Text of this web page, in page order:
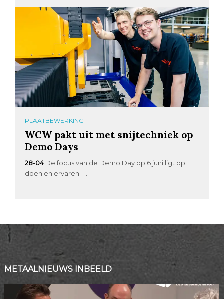
PLAATBEWERKING
WCW pakt uit met snijtechniek op
Demo Days
28-04 De focus van de Demo Day op 6 juni ligt op
doen en ervaren. […]
METAALNIEUWS INBEELD